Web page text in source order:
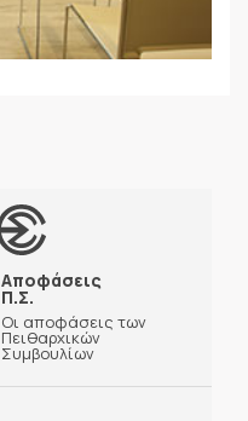
Αποφάσεις
Π.Σ.
Οι αποφάσεις των
Πειθαρχικών
Συμβουλίων